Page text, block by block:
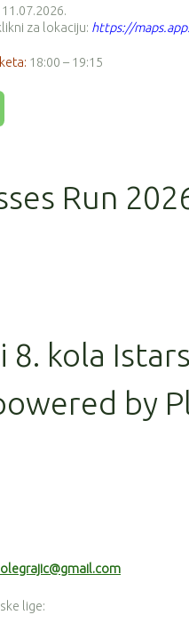
za lokaciju: https://
18:00 – 19:15
Run
8. kola
by
olegrajic@gmail.com
lige: